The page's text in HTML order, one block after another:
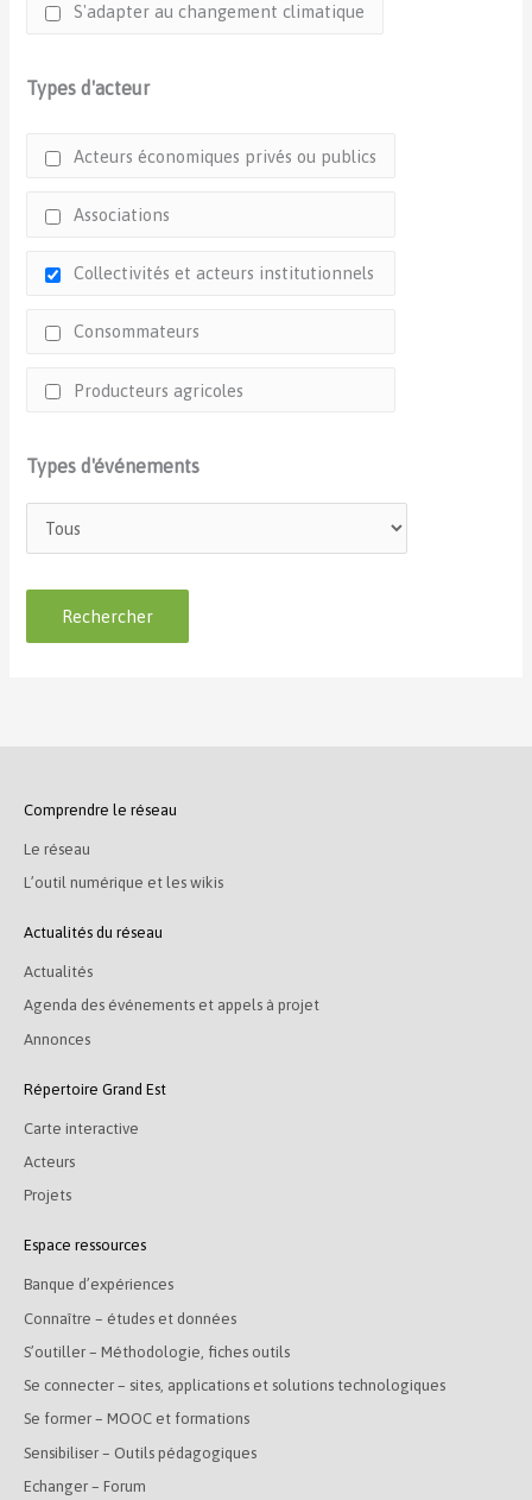
S'adapter au changement climatique
Types d'acteur
Acteurs économiques privés ou publics
Associations
Collectivités et acteurs institutionnels
Consommateurs
Producteurs agricoles
Types d'événements
Comprendre le réseau
Le réseau
L’outil numérique et les wikis
Actualités du réseau
Actualités
Agenda des événements et appels à projet
Annonces
Répertoire Grand Est
Carte interactive
Acteurs
Projets
Espace ressources
Banque d’expériences
Connaître – études et données
S’outiller – Méthodologie, fiches outils
Se connecter – sites, applications et solutions technologiques
Se former – MOOC et formations
Sensibiliser – Outils pédagogiques
Echanger – Forum